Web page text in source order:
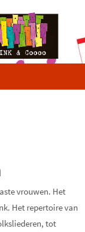
vrouwen. Het
Het repertoire van
tot